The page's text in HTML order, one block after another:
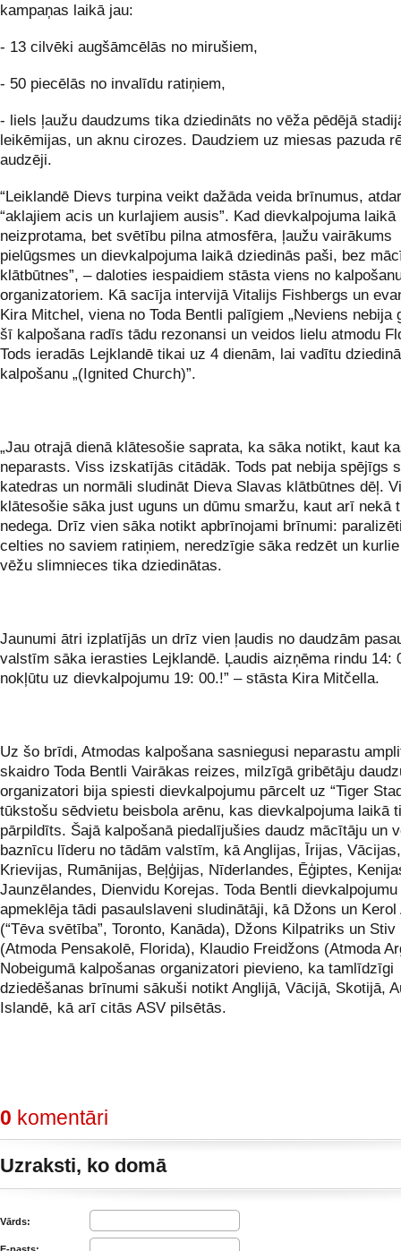
kampaņas laikā jau:
- 13 cilvēki augšāmcēlās no mirušiem,
- 50 piecēlās no invalīdu ratiņiem,
- liels ļaužu daudzums tika dziedināts no vēža pēdējā
leikēmijas, un aknu cirozes. Daudziem uz miesas pazuda
audzēji.
“Leiklandē Dievs turpina veikt dažāda veida brīnumus,
“aklajiem acis un kurlajiem ausis”. Kad dievkalpojuma laikā
neizprotama, bet svētību pilna atmosfēra, ļaužu vairākums
pielūgsmes un dievkalpojuma laikā dziedinās paši, bez
klātbūtnes”, – daloties iespaidiem stāsta viens no
organizatoriem. Kā sacīja intervijā Vitalijs Fishbergs un
Kira Mitchel, viena no Toda Bentli palīgiem „Neviens nebija
šī kalpošana radīs tādu rezonansi un veidos lielu atmodu
Tods ieradās Lejklandē tikai uz 4 dienām, lai vadītu
kalpošanu „(Ignited Church)”.
„Jau otrajā dienā klātesošie saprata, ka sāka notikt, kaut
neparasts. Viss izskatījās citādāk. Tods pat nebija spējīgs
katedras un normāli sludināt Dieva Slavas klātbūtnes dēļ.
klātesošie sāka just uguns un dūmu smaržu, kaut arī nekā
nedega. Drīz vien sāka notikt apbrīnojami brīnumi:
celties no saviem ratiņiem, neredzīgie sāka redzēt un
vēžu slimnieces tika dziedinātas.
Jaunumi ātri izplatījās un drīz vien ļaudis no daudzām
valstīm sāka ierasties Lejklandē. Ļaudis aizņēma rindu 14:
nokļūtu uz dievkalpojumu 19: 00.!” – stāsta Kira Mitčella.
Uz šo brīdi, Atmodas kalpošana sasniegusi neparastu
skaidro Toda Bentli Vairākas reizes, milzīgā gribētāju
organizatori bija spiesti dievkalpojumu pārcelt uz “Tiger
tūkstošu sēdvietu beisbola arēnu, kas dievkalpojuma laikā
pārpildīts. Šajā kalpošanā piedalījušies daudz mācītāju un
baznīcu līderu no tādām valstīm, kā Anglijas, Īrijas,
Krievijas, Rumānijas, Beļģijas, Nīderlandes, Ēģiptes,
Jaunzēlandes, Dienvidu Korejas. Toda Bentli dievkalpojumu
apmeklēja tādi pasaulslaveni sludinātāji, kā Džons un Kerol
(“Tēva svētība”, Toronto, Kanāda), Džons Kilpatriks un Stiv
(Atmoda Pensakolē, Florida), Klaudio Freidžons (Atmoda
Nobeigumā kalpošanas organizatori pievieno, ka tamlīdzīgi
dziedēšanas brīnumi sākuši notikt Anglijā, Vācijā, Skotijā,
Islandē, kā arī citās ASV pilsētās.
0 komentāri
Uzraksti, ko domā
Vārds: